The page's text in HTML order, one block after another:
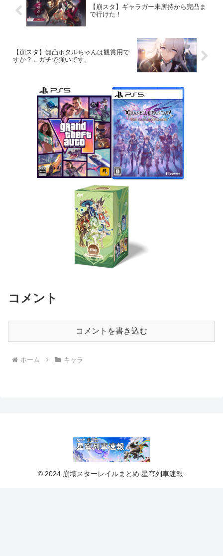
【崩スタ】ギャラガー未所持から完凸ま
で行けた！
【崩スタ】無凸ホタルちゃんは観賞用で
すか？←ガチで強いです。
コメント
コメントを書き込む
ホーム キャラ
© 2024 崩壊スターレイルまとめ 星穹列車速報.